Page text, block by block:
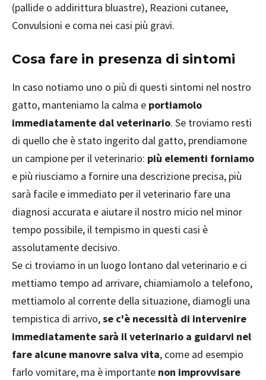
(pallide o addirittura bluastre), Reazioni cutanee,
Convulsioni e coma nei casi più gravi.
Cosa fare in presenza di sintomi
In caso notiamo uno o più di questi sintomi nel nostro
gatto, manteniamo la calma e portiamolo
immediatamente dal veterinario. Se troviamo resti
di quello che è stato ingerito dal gatto, prendiamone
un campione per il veterinario: più elementi forniamo
e più riusciamo a fornire una descrizione precisa, più
sarà facile e immediato per il veterinario fare una
diagnosi accurata e aiutare il nostro micio nel minor
tempo possibile, il tempismo in questi casi è
assolutamente decisivo.
Se ci troviamo in un luogo lontano dal veterinario e ci
mettiamo tempo ad arrivare, chiamiamolo a telefono,
mettiamolo al corrente della situazione, diamogli una
tempistica di arrivo,se c'è necessità di intervenire
immediatamente sarà il veterinario a guidarvi nel
fare alcune manovre salva vita, come ad esempio
farlo vomitare, ma è importante non improvvisare